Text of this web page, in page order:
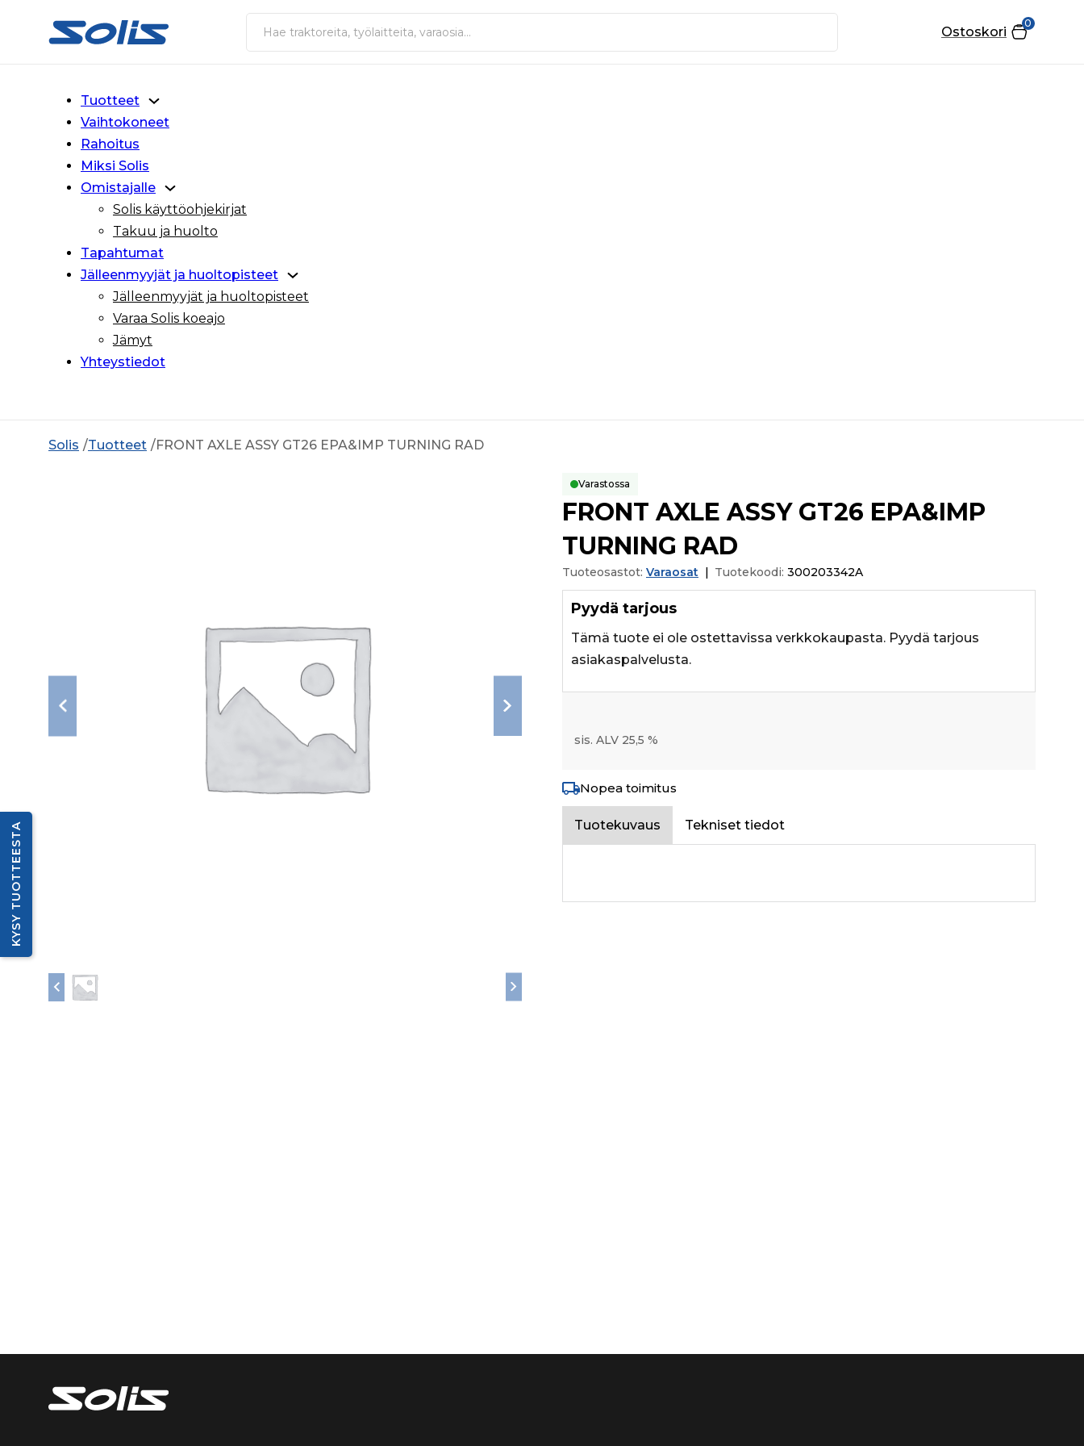
Siirry pääsisältöön
Siirry alatunnisteeseen
Haku
0
Ostoskori
Tuotteet
Vaihtokoneet
Rahoitus
Miksi Solis
Omistajalle
Solis käyttöohjekirjat
Takuu ja huolto
Tapahtumat
Jälleenmyyjät ja huoltopisteet
Jälleenmyyjät ja huoltopisteet
Varaa Solis koeajo
Jämyt
Yhteystiedot
Solis Tuotteet FRONT AXLE ASSY GT26 EPA&IMP TURNING RAD
Varastossa
FRONT AXLE ASSY GT26 EPA&IMP
TURNING RAD
Tuoteosastot: Varaosat | Tuotekoodi: 300203342A
Pyydä tarjous
Tämä tuote ei ole ostettavissa verkkokaupasta. Pyydä tarjous
asiakaspalvelusta.
sis. ALV 25,5 %
Nopea toimitus
Tuotekuvaus Tekniset tiedot
KYSY TUOTTEESTA